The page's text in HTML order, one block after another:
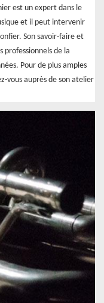
est un expert dans le
et il peut intervenir
Son savoir-faire et
professionnels de la
Pour de plus amples
vous auprès de son atelier